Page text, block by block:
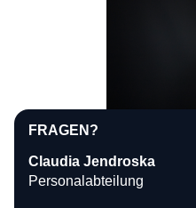
FRAGEN?
Claudia Jendroska
Personalabteilung